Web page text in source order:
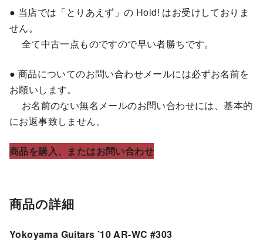
● 当店では「とりあえず」の Hold! はお受けしておりま
せん。
全て中古一点ものですので早い者勝ちです。
● 商品についてのお問い合わせメールには必ずお名前を
お願いします。
お名前のない無名メールのお問い合わせには、基本的
にお返事致しません。
商品を購入、またはお問い合わせ
商品の詳細
Yokoyama Guitars ’10 AR-WC #303